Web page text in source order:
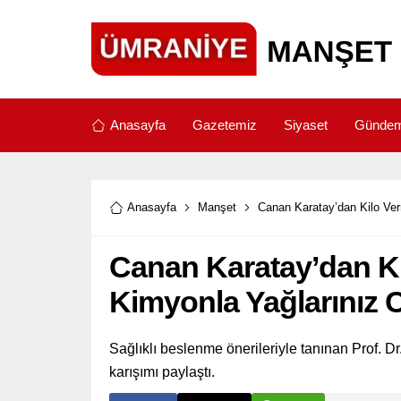
Anasayfa Gazetemiz Siyaset
Anasayfa Manşet Canan Karatay’dan Kilo
Canan Karatay’dan
Kimyonla Yağlarınız
Sağlıklı beslenme önerileriyle tanınan Prof.
karışımı paylaştı.